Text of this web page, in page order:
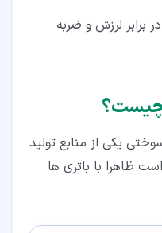
لرزش و ضربه
یکی از منابع تولید
ظاهرا با باتری ها